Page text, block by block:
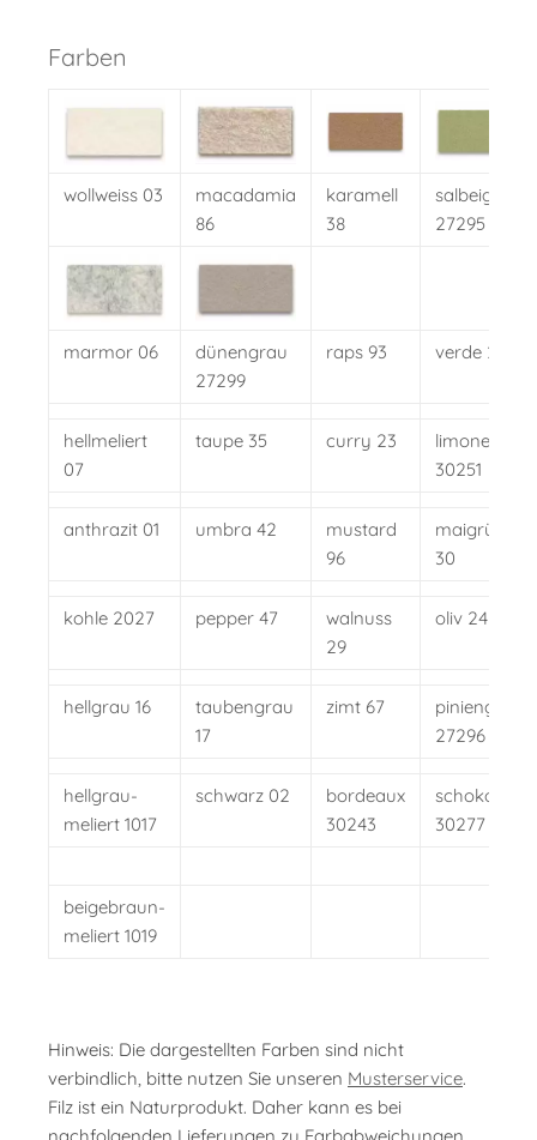
Farben
wollweiss 03
macadamia
86
karamell
38
salbeigrün
27295
marmor 06
dünengrau
27299
raps 93 verde 25
hellmeliert
07
taupe 35 curry 23
limone
30251
anthrazit 01 umbra 42
mustard
96
maigrün
30
kohle 2027 pepper 47
walnuss
29
oliv 24
hellgrau 16
taubengrau
17
zimt 67
piniengrün
27296
hellgrau-
meliert 1017
schwarz 02
bordeaux
30243
schoko
30277
beigebraun-
meliert 1019
Hinweis: Die dargestellten Farben sind nicht
verbindlich, bitte nutzen Sie unseren Musterservice.
Filz ist ein Naturprodukt. Daher kann es bei